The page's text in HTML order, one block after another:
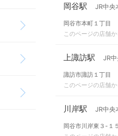
岡谷駅 JR中央
岡谷市本町１丁目
このページの店舗
上諏訪駅 JR
諏訪市諏訪１丁目
このページの店舗
川岸駅 JR中央
岡谷市川岸東３-１